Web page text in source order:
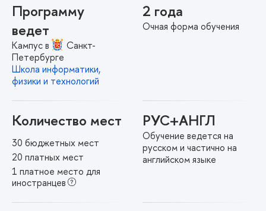
Программу
ведет
Кампус в
Санкт-
Петербурге
Школа информатики,
физики и технологий
2 года
Очная форма обучения
Количество мест
30 бюджетных мест
20 платных мест
1 платное место для
иностранцев
РУС+АНГЛ
Обучение ведется на
русском и частично на
английском языке